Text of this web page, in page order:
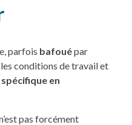
parfois bafouépar
les conditions de travail et
en
pas forcément